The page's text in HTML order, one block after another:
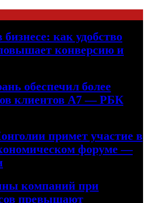
как удобство
конверсию и
обеспечил более
клиентов А7 — РБК
примет участие в
форуме —
компаний при
превышают